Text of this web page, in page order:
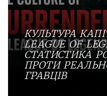
КУЛЬТУРА
LEAGUE OF
СТАТИСТИКА
ПРОТИ
ГРАВЦІВ